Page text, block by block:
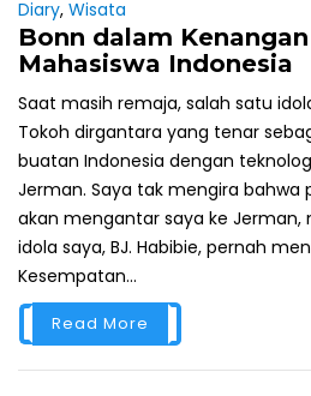
Diary, Wisata
Bonn dalam
Mahasiswa Indonesia
Saat masih remaja, salah satu
Tokoh dirgantara yang tenar
buatan Indonesia dengan
Jerman. Saya tak mengira bahwa
akan mengantar saya ke Jerman,
idola saya, BJ. Habibie, pernah
Kesempatan...
Read More